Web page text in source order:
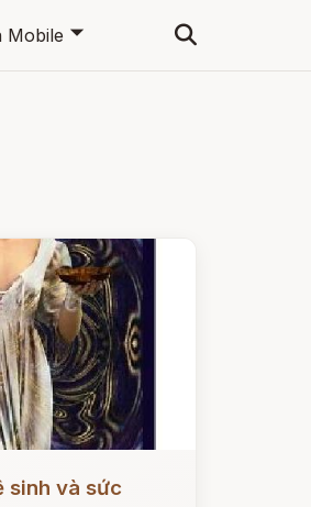
Mobile 🞃
sinh và sức